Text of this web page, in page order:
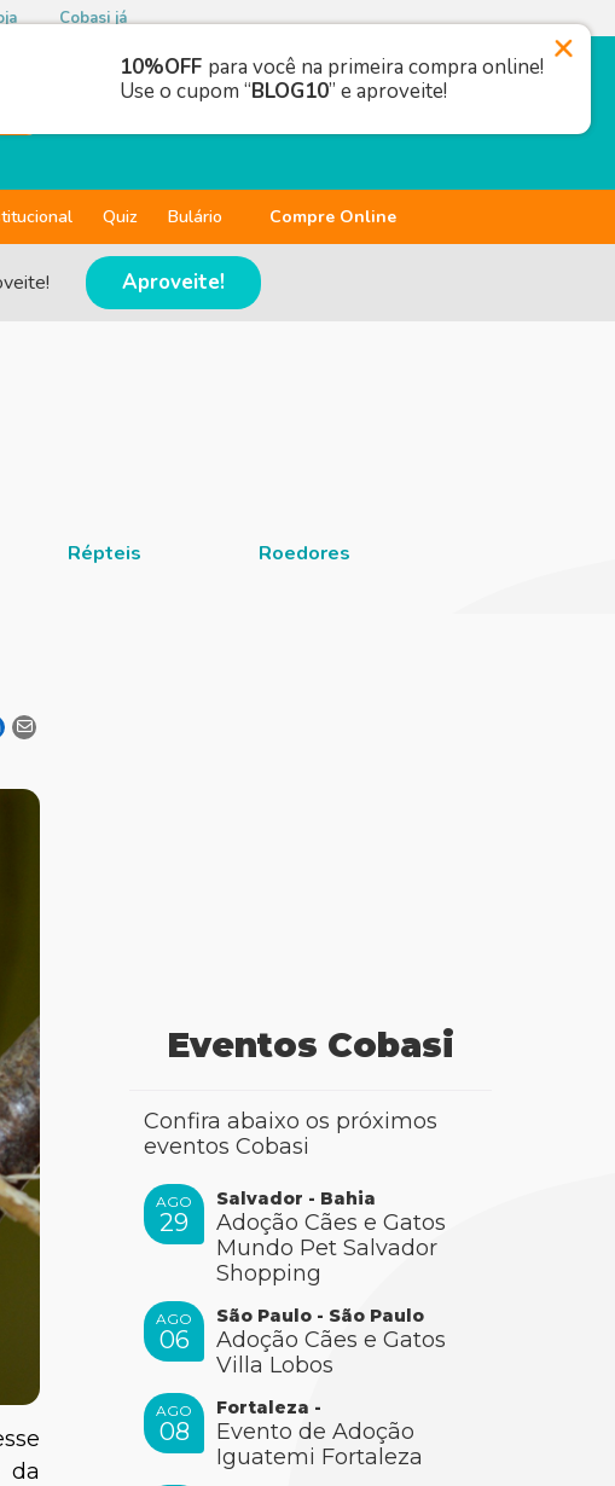
Cobasi já
Quiz Bulário Compre Online
Aproveite!
Répteis Roedores
da
Eventos Cobasi
Confira abaixo os próximos
eventos Cobasi
AGO
29
Salvador - Bahia
Adoção Cães e Gatos
Mundo Pet Salvador
Shopping
AGO
06
São Paulo - São Paulo
Adoção Cães e Gatos
Villa Lobos
AGO
08
Fortaleza -
Evento de Adoção
Iguatemi Fortaleza
10%OFF para você na primeira compra online!
Use o cupom “BLOG10” e aproveite!